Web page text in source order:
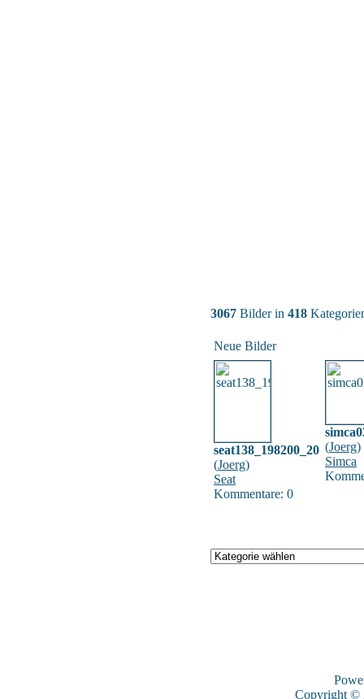
3067 Bilder in 418
Neue Bilder
seat138_198200_20
(Joerg)
Seat
Kommentare: 0
(Joerg)
Simca
Copyright ©